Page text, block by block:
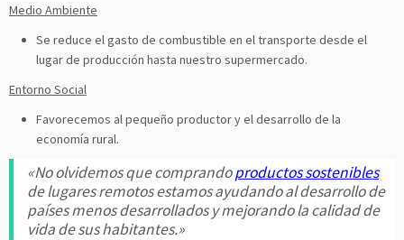
Medio Ambiente
Se reduce el gasto de combustible en el transporte desde el
lugar de producción hasta nuestro supermercado.
Entorno Social
Favorecemos al pequeño productor y el desarrollo de la
economía rural.
«No olvidemos que comprandoproductos sostenibles
de lugares remotos estamos ayudando al desarrollo de
países menos desarrollados y mejorando la calidad de
vida de sus habitantes.»